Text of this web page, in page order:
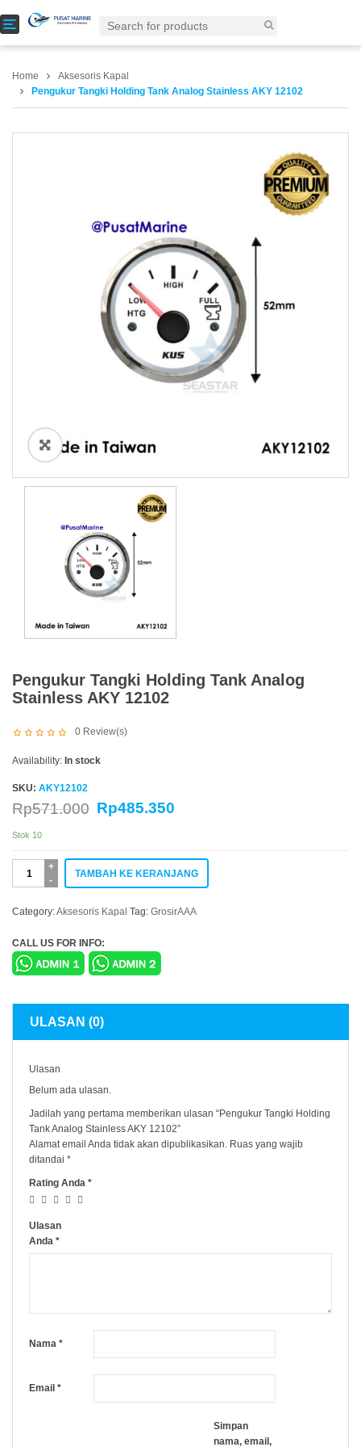
T
g
a
Home
Aksesoris Kapal
Pengukur Tangki Holding Tank Analog Stainless AKY 12102
Pengukur Tangki Holding Tank Analog
Stainless AKY 12102
0 Review(s)
Availability: In stock
SKU: AKY12102
Rp571.000 Rp485.350
Stok 10
Kuantitas
Pengukur
Holding
Analog
Stainless
AKY
TAMBAH KE KERANJANG
Category:Aksesoris Kapal Tag: GrosirAAA
CALL US FOR INFO:
ULASAN (0)
Ulasan
Belum ada ulasan.
Jadilah yang pertama memberikan ulasan “Pengukur Tangki Holding
Tank Analog Stainless AKY 12102”
Alamat email Anda tidak akan dipublikasikan. Ruas yang wajib
ditandai *
Rating Anda *
Ulasan
Anda *
Nama *
Email *
Simpan
nama, email,